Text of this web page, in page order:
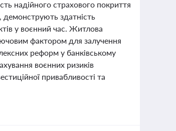
надійного страхового покриття
демонструють здатність
у воєнний час. Житлова
фактором для залучення
реформ у банківському
воєнних ризиків
привабливості та